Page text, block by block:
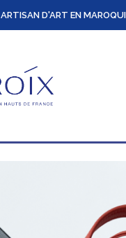
ARTISAN D'ART EN